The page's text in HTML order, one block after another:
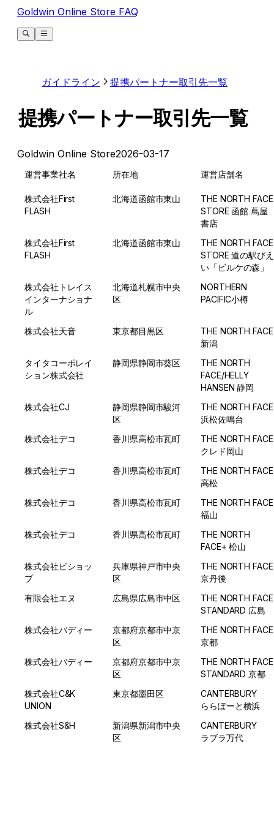
Goldwin Online Store FAQ
ガイドライン 提携パートナー取引先一覧
提携パートナー取引先一覧
Goldwin Online Store2026-03-17
運営事業社名 所在地 運営店舗名
株式会社First
FLASH
北海道函館市東山
THE NORTH FACE
STORE 函館 蔦屋
書店
株式会社First
FLASH
北海道函館市東山
THE NORTH FACE
STORE 道の駅びえ
い「ビルケの森」
株式会社トレイス
インターナショナ
ル
北海道札幌市中央
区
NORTHERN
PACIFIC小樽
株式会社天音 東京都目黒区
THE NORTH FACE
新潟
タイタコーポレイ
ション株式会社
静岡県静岡市葵区
THE NORTH
FACE/HELLY
HANSEN 静岡
株式会社CJ
静岡県静岡市駿河
区
THE NORTH FACE
浜松佐鳴台
株式会社デコ
香川県高松市瓦町
THE NORTH FACE
クレド岡山
株式会社デコ
香川県高松市瓦町
THE NORTH FACE
高松
株式会社デコ
香川県高松市瓦町
THE NORTH FACE
福山
株式会社デコ
香川県高松市瓦町
THE NORTH
FACE+ 松山
株式会社ビショッ
プ
兵庫県神戸市中央
区
THE NORTH FACE
京丹後
有限会社エヌ
広島県広島市中区
THE NORTH FACE
STANDARD 広島
株式会社バディー
京都府京都市中京
区
THE NORTH FACE
京都
株式会社バディー
京都府京都市中京
区
THE NORTH FACE
STANDARD 京都
株式会社C&K
UNION
東京都墨田区
CANTERBURY
ららぽーと横浜
株式会社S&H
新潟県新潟市中央
区
CANTERBURY
ラブラ万代